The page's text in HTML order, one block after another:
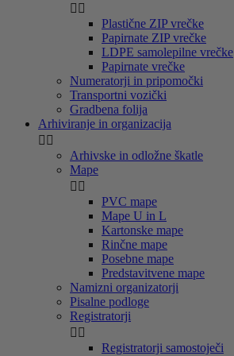
 
Plastične ZIP vrečke
Papirnate ZIP vrečke
LDPE samolepilne vrečke
Papirnate vrečke
Numeratorji in pripomočki
Transportni vozički
Gradbena folija
Arhiviranje in organizacija
 
Arhivske in odložne škatle
Mape
 
PVC mape
Mape U in L
Kartonske mape
Rinčne mape
Posebne mape
Predstavitvene mape
Namizni organizatorji
Pisalne podloge
Registratorji
 
Registratorji samostoječi